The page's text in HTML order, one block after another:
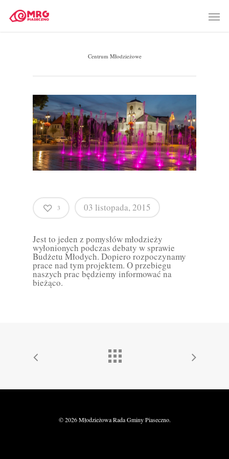
Centrum Młodzieżowe
3 03 listopada, 2015
Jest to jeden z pomysłów młodzieży
wyłonionych podczas debaty w sprawie
Budżetu Młodych. Dopiero rozpoczynamy
prace nad tym projektem. O przebiegu
naszych prac będziemy informować na
bieżąco.
© 2026 Młodzieżowa Rada Gminy Piaseczno.